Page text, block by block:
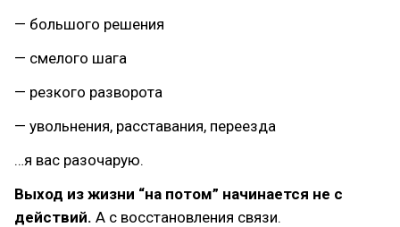
— большого решения
— смелого шага
— резкого разворота
— увольнения, расставания, переезда
…я вас разочарую.
Выход из жизни “на потом” начинается не с
действий. А с восстановления связи.